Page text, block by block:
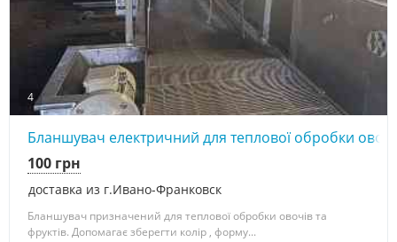
4
Бланшувач електричний для теплової обробки
доставка из г.Ивано-Франковск
100 грн
Бланшувач призначений для теплової обробки овочів та
фруктів. Допомагає зберегти колір , форму...